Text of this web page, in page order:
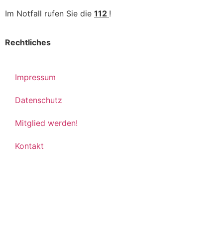
Im Notfall rufen Sie die 112 !
Rechtliches
Impressum
Datenschutz
Mitglied werden!
Kontakt